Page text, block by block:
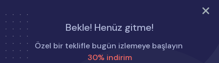
ŞİMDİ DENE
Bekle! Henüz gitme!
Özel bir teklifle bugün izlemeye başlayın
30% indirim